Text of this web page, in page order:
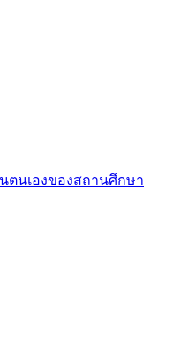
ตนเองของสถานศึกษา